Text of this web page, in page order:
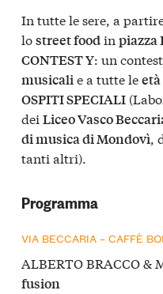
In tutte le sere, a
lostreet foodin piazza
CONTEST Y: un
musicalie a tutte leetà
OSPITI SPECIALI
dei Liceo Vasco
di musica di Mondovì,
tanti altri).
Programma
VIA BECCARIA – CAFFÈ
ALBERTO BRACCO &
fusion